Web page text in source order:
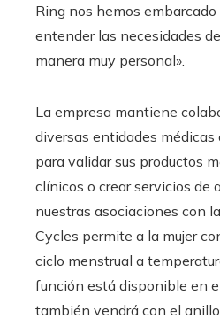
Ring nos hemos
entender las necesidades
manera muy personal».
La empresa mantiene
diversas entidades
para validar sus productos
clínicos o crear servicios de
nuestras asociaciones con
Cycles permite a la mujer
ciclo menstrual a
función está disponible en
también vendrá con el anillo.